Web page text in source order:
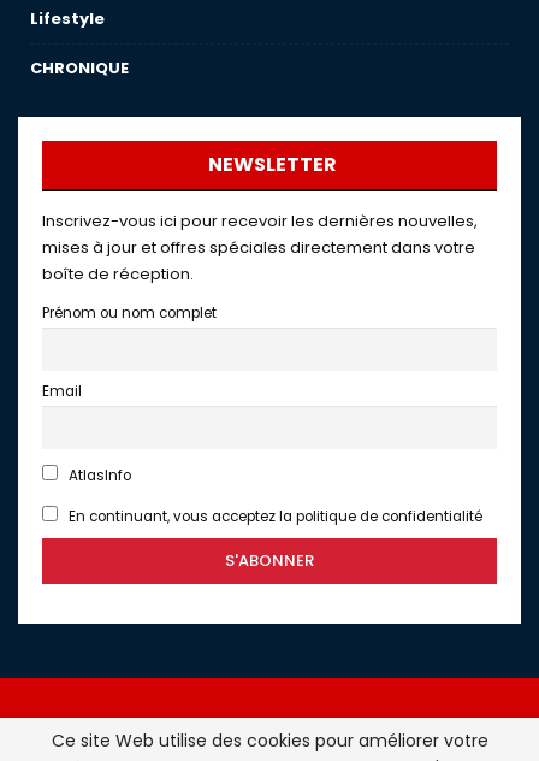
Lifestyle
CHRONIQUE
NEWSLETTER
Inscrivez-vous ici pour recevoir les dernières nouvelles,
mises à jour et offres spéciales directement dans votre
boîte de réception.
Prénom ou nom complet
Email
AtlasInfo
En continuant, vous acceptez la politique de confidentialité
Ce site Web utilise des cookies pour améliorer votre